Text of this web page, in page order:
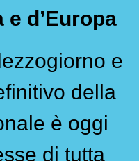
e d’Europa
e
della
è oggi
di tutta